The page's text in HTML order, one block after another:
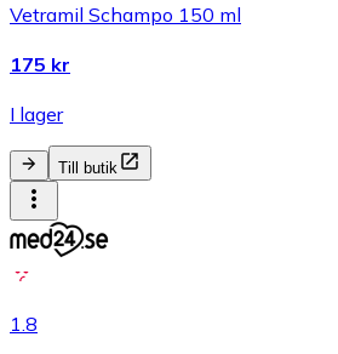
Vetramil Schampo 150 ml
175 kr
I lager
Till butik
1.8